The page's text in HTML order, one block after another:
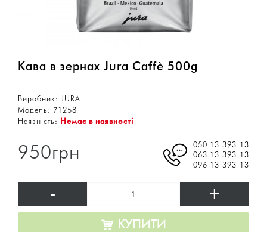
Кава в зернах Jura Caffè 500g
Виробник: JURA
Модель: 71258
Наявність: Немає в наявності
050 13-393-13
063 13-393-13
096 13-393-13
950грн
- +
КУПИТИ